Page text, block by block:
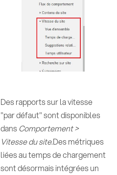
Des rapports sur la vitesse
"par défaut" sont disponibles
dans Comportement >
Vitesse du site.Des métriques
liées au temps de chargement
sont désormais intégrées un